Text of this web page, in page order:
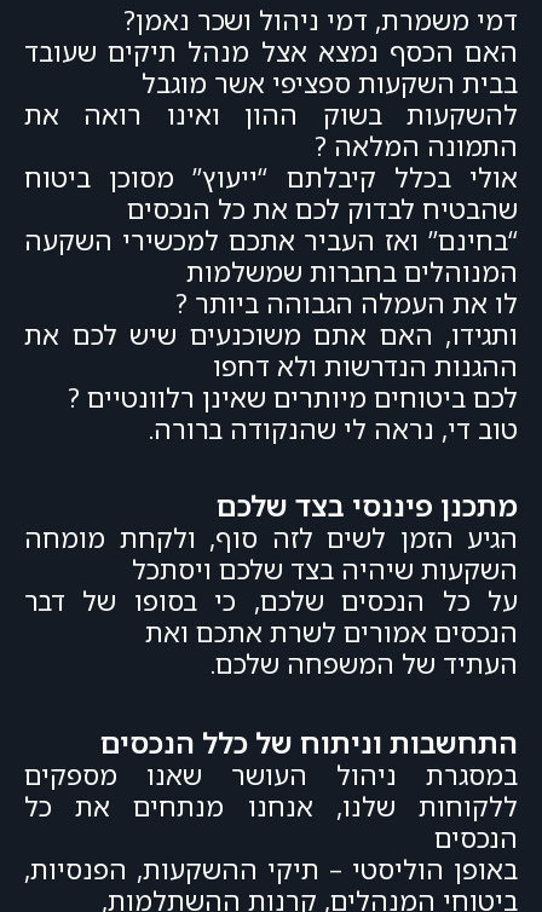
דמי משמרת, דמי ניהול ושכר נאמן?
האם הכסף נמצא אצל מנהל תיקים שעובד
בבית השקעות ספציפי אשר מוגבל
להשקעות בשוק ההון ואינו רואה את
התמונה המלאה ?
אולי בכלל קיבלתם “ייעוץ” מסוכן ביטוח
שהבטיח לבדוק לכם את כל הנכסים
“בחינם” ואז העביר אתכם למכשירי השקעה
המנוהלים בחברות שמשלמות
לו את העמלה הגבוהה ביותר ?
ותגידו, האם אתם משוכנעים שיש לכם את
ההגנות הנדרשות ולא דחפו
לכם ביטוחים מיותרים שאינן רלוונטיים ?
טוב די, נראה לי שהנקודה ברורה.
מתכנן פיננסי בצד שלכם
הגיע הזמן לשים לזה סוף, ולקחת מומחה
השקעות שיהיה בצד שלכם ויסתכל
על כל הנכסים שלכם, כי בסופו של דבר
הנכסים אמורים לשרת אתכם ואת
העתיד של המשפחה שלכם.
התחשבות וניתוח של כלל הנכסים
במסגרת ניהול העושר שאנו מספקים
ללקוחות שלנו, אנחנו מנתחים את כל
הנכסים
באופן הוליסטי – תיקי ההשקעות, הפנסיות,
ביטוחי המנהלים, קרנות ההשתלמות,